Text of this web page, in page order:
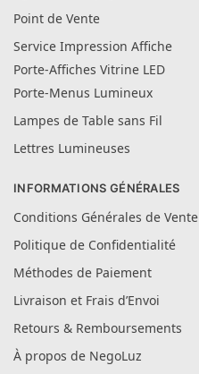
Point de Vente
Service Impression Affiche
Porte-Affiches Vitrine LED
Porte-Menus Lumineux
Lampes de Table sans Fil
Lettres Lumineuses
INFORMATIONS GÉNÉRALES
Conditions Générales de Vente
Politique de Confidentialité
Méthodes de Paiement
Livraison et Frais d’Envoi
Retours & Remboursements
À propos de NegoLuz